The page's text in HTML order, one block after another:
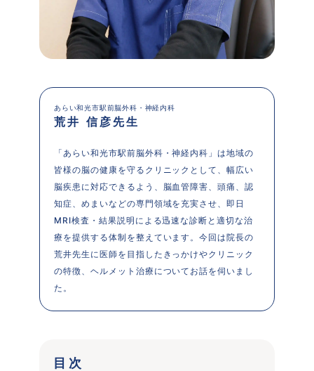
あらい和光市駅前脳外科・神経内科
荒井 信彦先生
「あらい和光市駅前脳外科・神経内科」は地域の
皆様の脳の健康を守るクリニックとして、幅広い
脳疾患に対応できるよう、脳血管障害、頭痛、認
知症、めまいなどの専門領域を充実させ、即日
MRI検査・結果説明による迅速な診断と適切な治
療を提供する体制を整えています。今回は院長の
荒井先生に医師を目指したきっかけやクリニック
の特徴、ヘルメット治療についてお話を伺いまし
た。
目次